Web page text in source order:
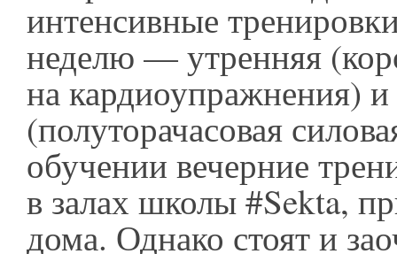
интенсивные
неделю — утренняя
на кардиоупражнения) и
(полуторачасовая
обучении вечерние
в залах школы #Sekta,
дома. Однако стоят и